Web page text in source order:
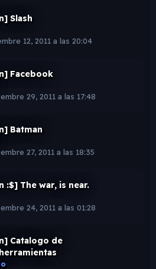
Slash
12, 2011 a las 20:04
Facebook
29, 2011 a las 17:48
Batman
27, 2011 a las 18:35
:$] The war, is near.
24, 2011 a las 01:28
Catalogo de